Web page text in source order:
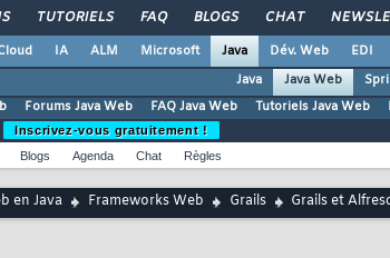
TUTORIELS FAQ BLOGS CHAT
IA ALM Microsoft Java Dév. Web EDI
Java
Java Web
Forums Java Web FAQ Java Web Tutoriels Java Web
Inscrivez-vous gratuitement !
Blogs Agenda Chat Règles
en Java Frameworks Web Grails Grails et